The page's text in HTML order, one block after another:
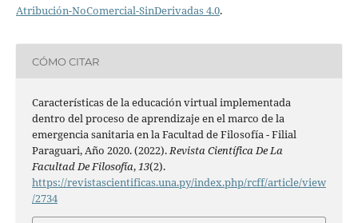
Atribución-NoComercial-SinDerivadas 4.0.
CÓMO CITAR
Características de la educación virtual implementada
dentro del proceso de aprendizaje en el marco de la
emergencia sanitaria en la Facultad de Filosofía - Filial
Paraguari, Año 2020. (2022).Revista Científica De La
Facultad De Filosofía,13(2).
https://revistascientificas.una.py/index.php/rcff/article/view
/2734